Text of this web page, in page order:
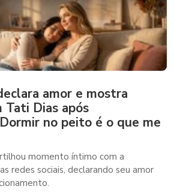
amor e mostra
Tati Dias após
no peito é o que me
momento íntimo com a
redes sociais, declarando seu amor